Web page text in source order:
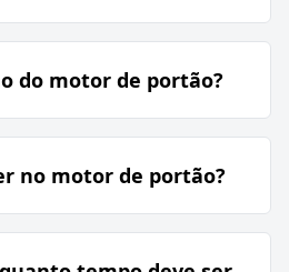
do motor de portão?
no motor de portão?